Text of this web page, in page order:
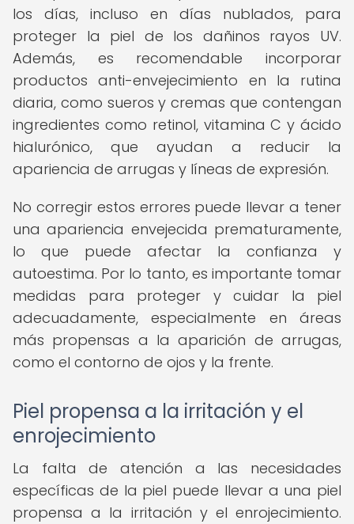
los días, incluso en días nublados, para
proteger la piel de los dañinos rayos UV.
Además, es recomendable incorporar
productos anti-envejecimiento en la rutina
diaria, como sueros y cremas que contengan
ingredientes como retinol, vitamina C y ácido
hialurónico, que ayudan a reducir la
apariencia de arrugas y líneas de expresión.
No corregir estos errores puede llevar a tener
una apariencia envejecida prematuramente,
lo que puede afectar la confianza y
autoestima. Por lo tanto, es importante tomar
medidas para proteger y cuidar la piel
adecuadamente, especialmente en áreas
más propensas a la aparición de arrugas,
como el contorno de ojos y la frente.
Piel propensa a la irritación y el
enrojecimiento
La falta de atención a las necesidades
específicas de la piel puede llevar a una piel
propensa a la irritación y el enrojecimiento.